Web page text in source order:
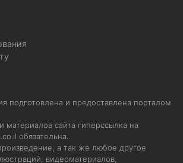
подготовлена и предоставлена порталом
материалов сайта гиперссылка на
обязательна.
а так же любое другое
видеоматериалов,